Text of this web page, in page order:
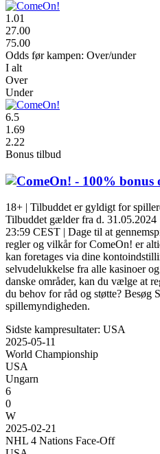
1.01
27.00
75.00
Odds før kampen: Over/under
I alt
Over
Under
6.5
1.69
2.22
Bonus tilbud
- 100% bonus
18+ | Tilbuddet er gyldigt for
Tilbuddet gælder fra d.
23:59 CEST | Dage til at
regler og vilkår for ComeOn! er
kan foretages via dine
selvudelukkelse fra alle kasinoer
danske områder, kan du vælge at
du behov for råd og støtte? Besøg
spillemyndigheden.
Sidste kampresultater: USA
2025-05-11
World Championship
USA
Ungarn
6
0
W
2025-02-21
NHL 4 Nations Face-Off